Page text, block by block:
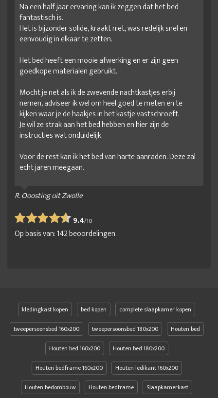
Na een half jaar ervaring kan ik zeggen dat het bed
fantastisch is.
Het is bijzonder solide, kraakt niet, was redelijk snel en
eenvoudig in elkaar te zetten.
Het bed heeft een mooie afwerking en er zijn geen
goedkope materialen gebruikt.
Mocht je net als ik de zwevende nachtkastjes erbij
nemen, adviseer ik wel om heel goed te meten en te
kijken waar je de haakjes in het kastje vastschroeft.
Je wil ze strak aan het bed hebben en hier zijn de
instructies wat onduidelijk.
Voor de rest kan ik het bed van harte aanraden. Deze zal
echt jaren meegaan.
R. Ooosting uit Zwolle
9.4/10
Op basis van:142beoordelingen.
kledingkast kopen bed kopen
complete slaapkamer kopen
tweepersoonsbed 160x200
tweepersoonsbed 180x200
Houten bed
Houten bed 160x200
Houten bed 180x200
Houten bedframe 160x200
Houten ledikant 160x200
Houten bedombouw
Houten bedframe Slaapkamerkast